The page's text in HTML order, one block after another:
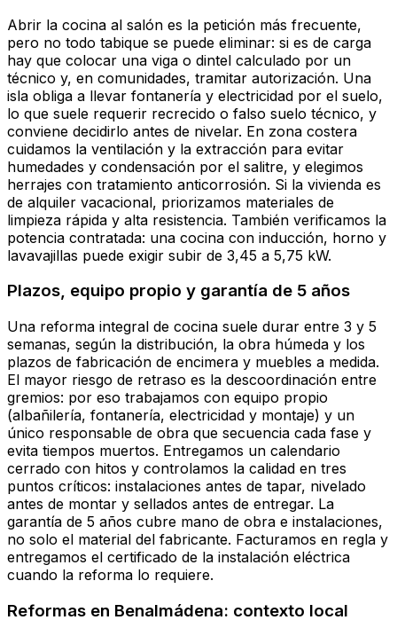
Abrir la cocina al salón es la petición más frecuente,
pero no todo tabique se puede eliminar: si es de carga
hay que colocar una viga o dintel calculado por un
técnico y, en comunidades, tramitar autorización. Una
isla obliga a llevar fontanería y electricidad por el suelo,
lo que suele requerir recrecido o falso suelo técnico, y
conviene decidirlo antes de nivelar. En zona costera
cuidamos la ventilación y la extracción para evitar
humedades y condensación por el salitre, y elegimos
herrajes con tratamiento anticorrosión. Si la vivienda es
de alquiler vacacional, priorizamos materiales de
limpieza rápida y alta resistencia. También verificamos la
potencia contratada: una cocina con inducción, horno y
lavavajillas puede exigir subir de 3,45 a 5,75 kW.
Plazos, equipo propio y garantía de 5 años
Una reforma integral de cocina suele durar entre 3 y 5
semanas, según la distribución, la obra húmeda y los
plazos de fabricación de encimera y muebles a medida.
El mayor riesgo de retraso es la descoordinación entre
gremios: por eso trabajamos con equipo propio
(albañilería, fontanería, electricidad y montaje) y un
único responsable de obra que secuencia cada fase y
evita tiempos muertos. Entregamos un calendario
cerrado con hitos y controlamos la calidad en tres
puntos críticos: instalaciones antes de tapar, nivelado
antes de montar y sellados antes de entregar. La
garantía de 5 años cubre mano de obra e instalaciones,
no solo el material del fabricante. Facturamos en regla y
entregamos el certificado de la instalación eléctrica
cuando la reforma lo requiere.
Reformas en Benalmádena: contexto local